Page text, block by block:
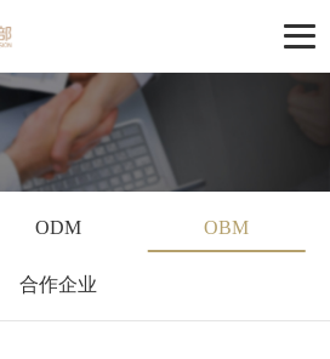
ODM OBM
合作企业